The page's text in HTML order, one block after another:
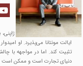
هیدکی، یک تاجر بلندپرواز
ایالت مونتانا می‌پذیرد. او
تثبیت کند. اما در مواجهه با
دنیای تجارت است و ممکن است